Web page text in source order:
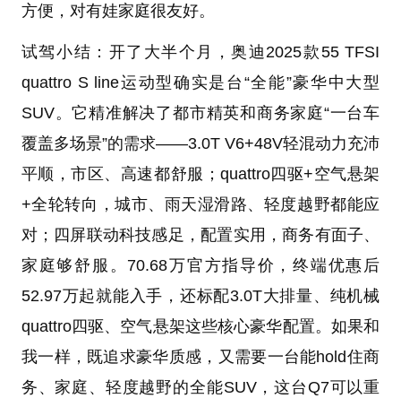
方便，对有娃家庭很友好。
试驾小结：开了大半个月，奥迪2025款55 TFSI
quattro S line运动型确实是台“全能”豪华中大型
SUV。它精准解决了都市精英和商务家庭“一台车
覆盖多场景”的需求——3.0T V6+48V轻混动力充沛
平顺，市区、高速都舒服；quattro四驱+空气悬架
+全轮转向，城市、雨天湿滑路、轻度越野都能应
对；四屏联动科技感足，配置实用，商务有面子、
家庭够舒服。70.68万官方指导价，终端优惠后
52.97万起就能入手，还标配3.0T大排量、纯机械
quattro四驱、空气悬架这些核心豪华配置。如果和
我一样，既追求豪华质感，又需要一台能hold住商
务、家庭、轻度越野的全能SUV，这台Q7可以重